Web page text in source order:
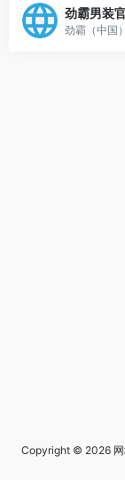
劲霸男装
Copyright © 2026